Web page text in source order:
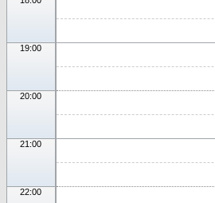
19:00
20:00
21:00
22:00